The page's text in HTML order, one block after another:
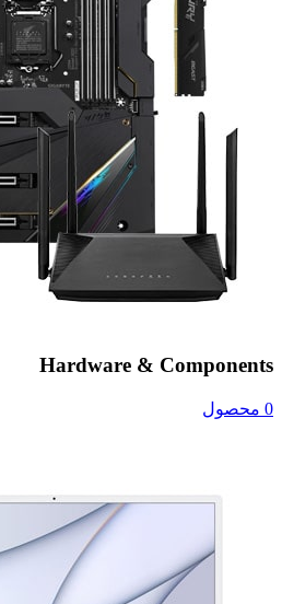
Hardware & Components
0 محصول